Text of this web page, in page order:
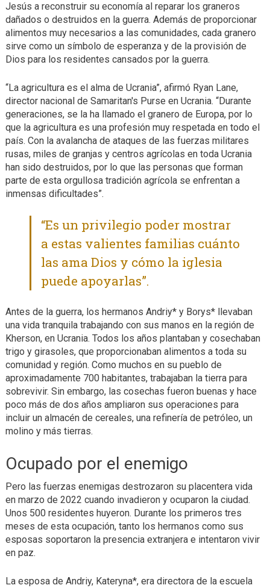
Jesús a reconstruir su economía al reparar los graneros
dañados o destruidos en la guerra. Además de proporcionar
alimentos muy necesarios a las comunidades, cada granero
sirve como un símbolo de esperanza y de la provisión de
Dios para los residentes cansados por la guerra.
“La agricultura es el alma de Ucrania”, afirmó Ryan Lane,
director nacional de Samaritan's Purse en Ucrania. “Durante
generaciones, se la ha llamado el granero de Europa, por lo
que la agricultura es una profesión muy respetada en todo el
país. Con la avalancha de ataques de las fuerzas militares
rusas, miles de granjas y centros agrícolas en toda Ucrania
han sido destruidos, por lo que las personas que forman
parte de esta orgullosa tradición agrícola se enfrentan a
inmensas dificultades”.
“Es un privilegio poder mostrar
a estas valientes familias cuánto
las ama Dios y cómo la iglesia
puede apoyarlas”.
Antes de la guerra, los hermanos Andriy* y Borys* llevaban
una vida tranquila trabajando con sus manos en la región de
Kherson, en Ucrania. Todos los años plantaban y cosechaban
trigo y girasoles, que proporcionaban alimentos a toda su
comunidad y región. Como muchos en su pueblo de
aproximadamente 700 habitantes, trabajaban la tierra para
sobrevivir. Sin embargo, las cosechas fueron buenas y hace
poco más de dos años ampliaron sus operaciones para
incluir un almacén de cereales, una refinería de petróleo, un
molino y más tierras.
Ocupado por el enemigo
Pero las fuerzas enemigas destrozaron su placentera vida
en marzo de 2022 cuando invadieron y ocuparon la ciudad.
Unos 500 residentes huyeron. Durante los primeros tres
meses de esta ocupación, tanto los hermanos como sus
esposas soportaron la presencia extranjera e intentaron vivir
en paz.
La esposa de Andriy, Kateryna*, era directora de la escuela